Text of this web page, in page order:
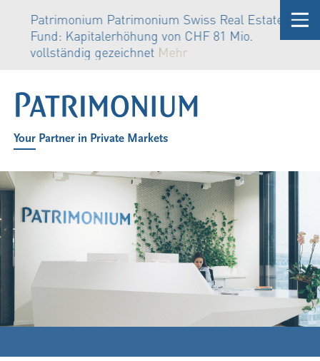
Patrimonium Patrimonium Swiss Real Estate
Fund: Kapitalerhöhung von CHF 81 Mio.
vollständig gezeichnet Mehr
Your Partner in Private Markets